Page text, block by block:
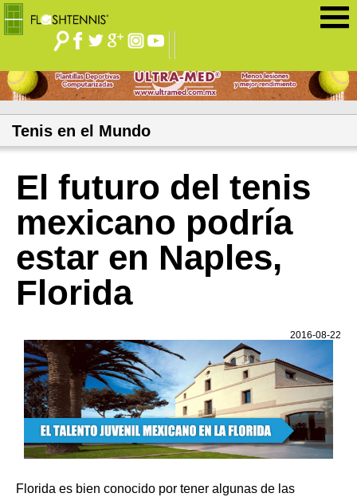
Tenis en el Mundo
El futuro del tenis
mexicano podría
estar en Naples,
Florida
2016-08-22
Florida es bien conocido por tener algunas de las